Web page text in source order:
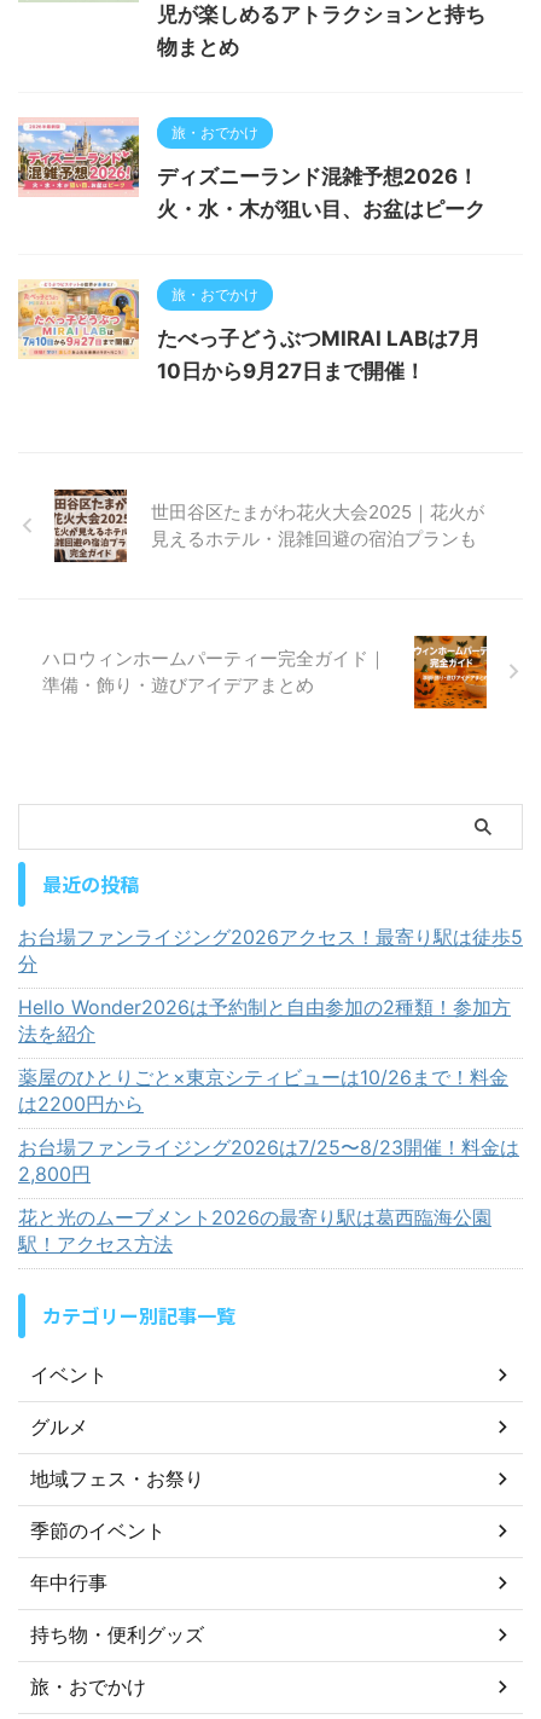
児が楽しめるアトラクションと持ち
物まとめ
旅・おでかけ
ディズニーランド混雑予想2026！
火・水・木が狙い目、お盆はピーク
旅・おでかけ
たべっ子どうぶつMIRAI LABは7月
10日から9月27日まで開催！
世田谷区たまがわ花火大会2025｜花火が
見えるホテル・混雑回避の宿泊プランも
ハロウィンホームパーティー完全ガイド｜
準備・飾り・遊びアイデアまとめ
最近の投稿
お台場ファンライジング2026アクセス！最寄り駅は徒歩5
分
Hello Wonder2026は予約制と自由参加の2種類！参加方
法を紹介
薬屋のひとりごと×東京シティビューは10/26まで！料金
は2200円から
お台場ファンライジング2026は7/25〜8/23開催！料金は
2,800円
花と光のムーブメント2026の最寄り駅は葛西臨海公園
駅！アクセス方法
カテゴリー別記事一覧
イベント
グルメ
地域フェス・お祭り
季節のイベント
年中行事
持ち物・便利グッズ
旅・おでかけ